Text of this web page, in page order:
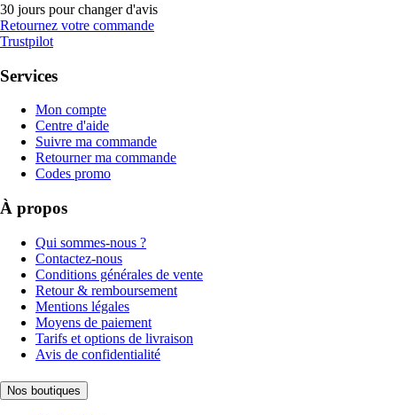
30 jours pour changer d'avis
Retournez votre commande
Trustpilot
Services
Mon compte
Centre d'aide
Suivre ma commande
Retourner ma commande
Codes promo
À propos
Qui sommes-nous ?
Contactez-nous
Conditions générales de vente
Retour & remboursement
Mentions légales
Moyens de paiement
Tarifs et options de livraison
Avis de confidentialité
Nos boutiques